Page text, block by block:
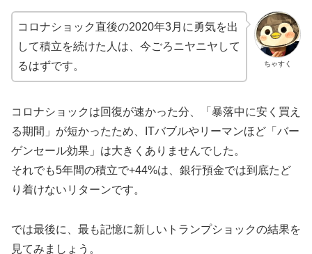
ちゃすく
コロナショック直後の2020年3月に勇気を出
して積立を続けた人は、今ごろニヤニヤして
るはずです。
コロナショックは回復が速かった分、「暴落中に安く買え
る期間」が短かったため、ITバブルやリーマンほど「バー
ゲンセール効果」は大きくありませんでした。
それでも5年間の積立で+44%は、銀行預金では到底たど
り着けないリターンです。
では最後に、最も記憶に新しいトランプショックの結果を
見てみましょう。